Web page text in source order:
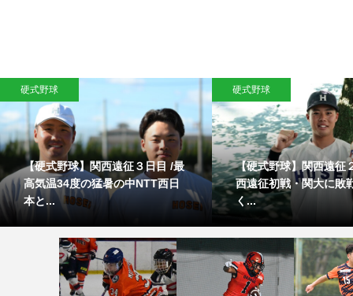
硬式野球
【硬式野球】関西遠征３日目 /最
高気温34度の猛暑の中NTT西日
本と...
硬式野球
【硬式野球】関西遠征
西遠征初戦・関大に敗
く...